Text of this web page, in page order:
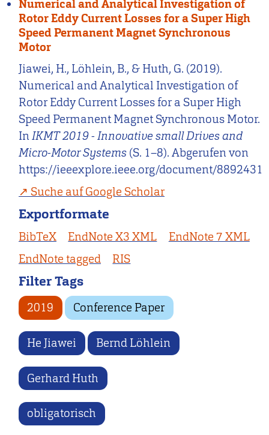
Numerical and Analytical Investigation of
Rotor Eddy Current Losses for a Super High
Speed Permanent Magnet Synchronous
Motor
Jiawei, H., Löhlein, B., & Huth, G. (2019).
Numerical and Analytical Investigation of
Rotor Eddy Current Losses for a Super High
Speed Permanent Magnet Synchronous Motor.
InIKMT 2019 - Innovative small Drives and
Micro-Motor Systems (S. 1–8). Abgerufen von
https://ieeexplore.ieee.org/document/8892431
Suche auf Google Scholar
Exportformate
BibTeX EndNote X3 XML
EndNote 7 XML
EndNote tagged
RIS
Filter Tags
2019 Conference Paper
He Jiawei Bernd Löhlein
Gerhard Huth
obligatorisch